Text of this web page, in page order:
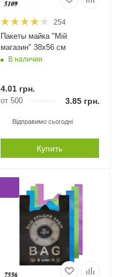
254
Пакеты майка "Мій
магазин" 38х56 см
В наличии
4.01грн.
от 500 3.85 грн.
Відправимо сьогодні
Купить